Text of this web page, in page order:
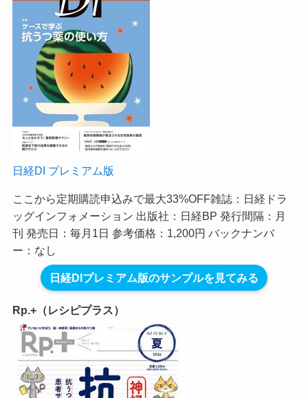
日経DI プレミアム版
ここから定期購読申込みで最大33%OFF雑誌：日経ドラ
ッグインフォメーション 出版社：日経BP 発行間隔：月
刊 発売日：毎月1日 参考価格：1,200円 バックナンバ
ー：なし
日経DIプレミアム版のサンプルを見てみる
Rp.+（レシピプラス）